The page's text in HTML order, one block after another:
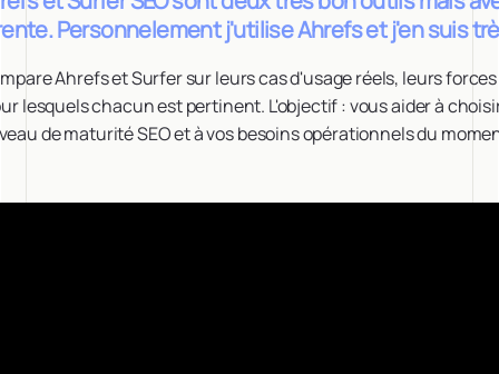
Personnelement j'utilise Ahrefs et j'en suis
Ahrefs et Surfer sur leurs cas d'usage réels, leurs
lesquels chacun est pertinent. L'objectif : vous aider à
de maturité SEO et à vos besoins opérationnels du